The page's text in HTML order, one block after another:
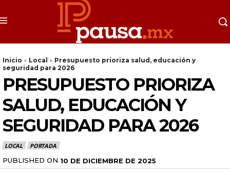
Inicio Local
Presupuesto prioriza salud, educación y
seguridad para 2026
PRESUPUESTO PRIORIZA
SALUD, EDUCACIÓN Y
SEGURIDAD PARA 2026
LOCAL PORTADA
PUBLISHED ON 10 DE DICIEMBRE DE 2025